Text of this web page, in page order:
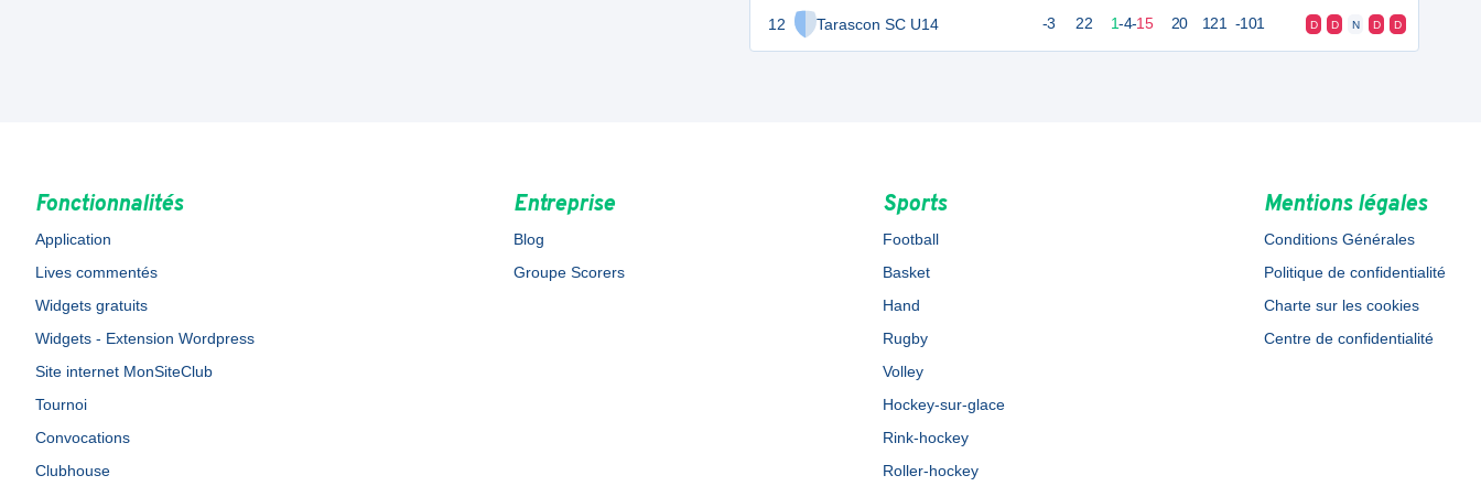
12 Tarascon SC U14 -3 22 1-4-15 20 121 -101 D D N D D
Fonctionnalités
Application
Lives commentés
Widgets gratuits
Widgets - Extension Wordpress
Site internet MonSiteClub
Tournoi
Convocations
Clubhouse
Entreprise
Blog
Groupe Scorers
Sports
Football
Basket
Hand
Rugby
Volley
Hockey-sur-glace
Rink-hockey
Roller-hockey
Mentions légales
Conditions Générales
Politique de confidentialité
Charte sur les cookies
Centre de confidentialité